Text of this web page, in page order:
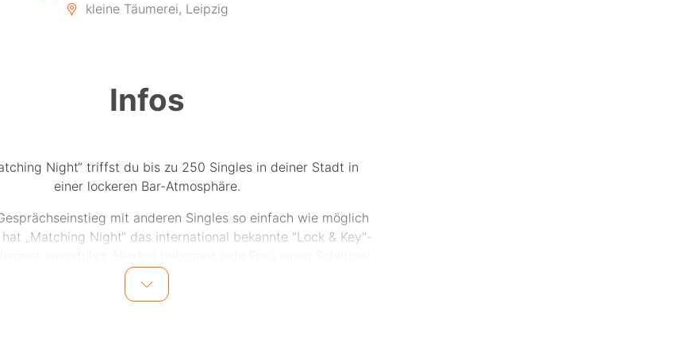
kleine Täumerei, Leipzig
Infos
Night“ triffst du bis zu 250 Singles in deiner Stadt in
einer lockeren Bar-Atmosphäre.
mit anderen Singles so einfach wie möglich
„Matching Night“ das international bekannte "Lock & Key"-
ein Schloss. Wenn der passende Schlüssel zum Schloss
gefunden wird, winkt die Chance auf einen Preis.